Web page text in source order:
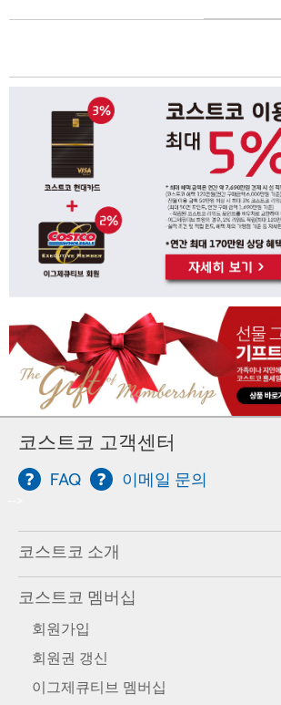
코스트코 고객센터
FAQ 이메일 문의
코스트코 소개
코스트코 멤버십
회원가입
회원권 갱신
이그제큐티브 멤버십